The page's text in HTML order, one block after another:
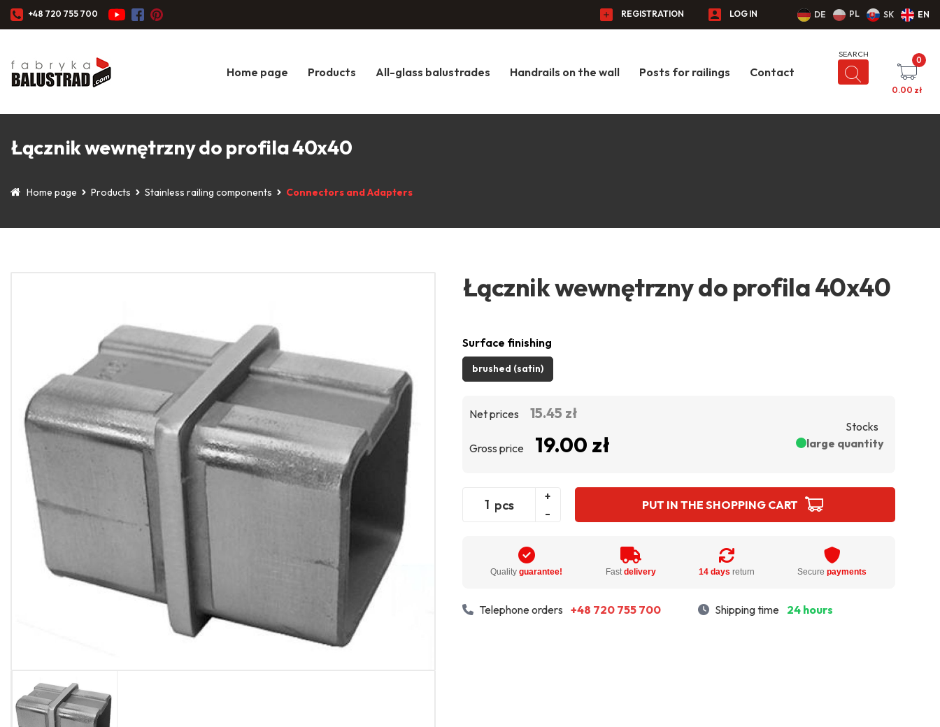
+48 720 755 700 REGISTRATION LOG IN DE PL SK EN
Home page Products All-glass balustrades Handrails on the wall Posts for railings Contact
0
0.00 zł
Łącznik wewnętrzny do profila 40x40
Home page Products Stainless railing components Connectors and Adapters
Łącznik wewnętrzny do profila 40x40
Surface finishing
brushed (satin)
Net prices 15.45 zł
Gross price 19.00 zł
Stocks
large quantity
pcs
+
-
PUT IN THE SHOPPING CART
Qualityguarantee! Fastdelivery 14 days return Securepayments
Telephone orders +48 720 755 700 Shipping time 24 hours